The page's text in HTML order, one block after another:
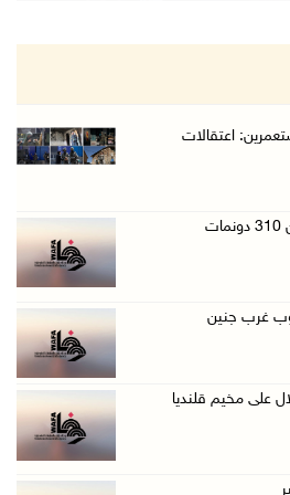
رام الله ويشدد على د ...
الشهيد علاء صبيح في ت ...
والاعتقال في قلنديا ...
يشددان على ضرورة ت ...
تواصل انتهاكات الا ...
اعتقالات
الاحتلال يخطر باقتلاع أشجار من 310 دونمات
غرب جنين
على مخيم قلنديا